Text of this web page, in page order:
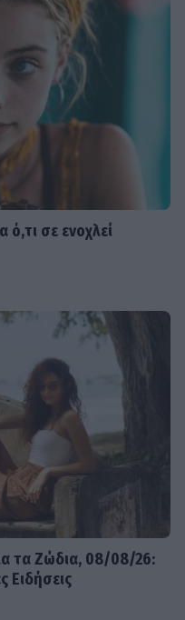
σε ενοχλεί
τα Ζώδια, 08/08/26:
Ειδήσεις